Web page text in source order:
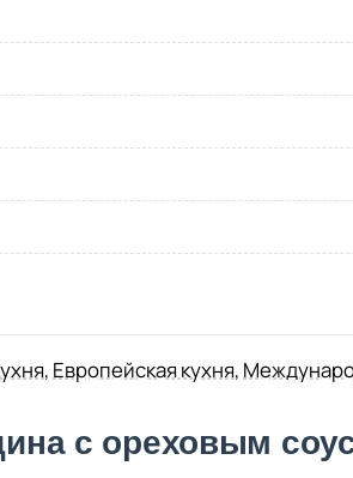
, Европейская кухня,
с ореховым